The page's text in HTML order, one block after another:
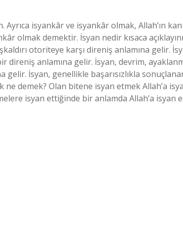
isyankâr ve isyankâr olmak, Allah’ın
olmak demektir. İsyan nedir kısaca
otoriteye karşı direniş anlamına gelir.
direniş anlamına gelir. İsyan, devrim,
gelir. İsyan, genellikle başarısızlıkla
demek? Olan bitene isyan etmek Allah’a
isyan ettiğinde bir anlamda Allah’a isyan